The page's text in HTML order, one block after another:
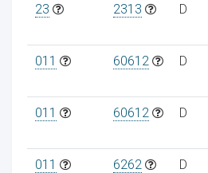
23 2313 D
011 60612 D
011 60612 D
011 6262 D